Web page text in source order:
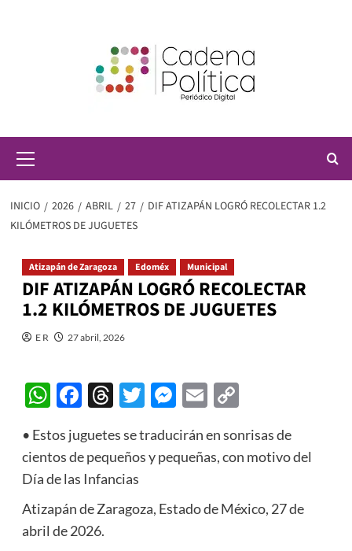
principal
INICIO 2026 ABRIL 27
DIF ATIZAPÁN LOGRÓ RECOLECTAR 1.2
KILÓMETROS DE JUGUETES
Atizapán de Zaragoza Edoméx Municipal
DIF ATIZAPÁN LOGRÓ RECOLECTAR
1.2 KILÓMETROS DE JUGUETES
E R 27 abril, 2026
WhatsApp
Facebook
Threads
Twitter
Messenger
EmailCopy
• Estos juguetes se traducirán en sonrisas de
cientos de pequeños y pequeñas, con motivo del
Día de las Infancias
Atizapán de Zaragoza, Estado de México, 27 de
abril de 2026.